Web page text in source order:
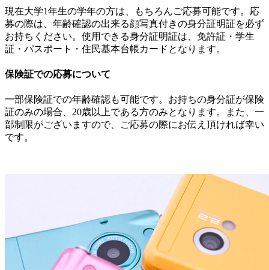
現在大学1年生の学年の方は、もちろんご応募可能です。応
募の際は、年齢確認の出来る顔写真付きの身分証明証を必ず
お持ちください。使用できる身分証明証は、免許証・学生
証・パスポート・住民基本台帳カードとなります。
保険証での応募について
一部保険証での年齢確認も可能です。お持ちの身分証が保険
証のみの場合、20歳以上である方のみとなります。また、一
部制限がございますので、ご応募の際にお伝え頂ければ幸い
です。